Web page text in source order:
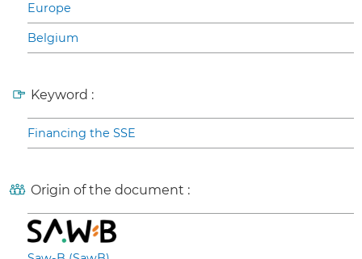
Europe
Belgium
Keyword :
Financing the SSE
Origin of the document :